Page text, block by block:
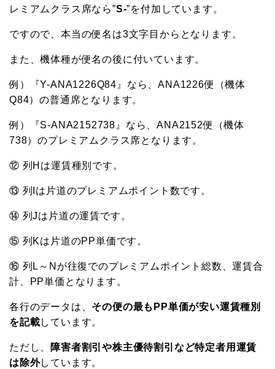
レミアムクラス席なら”S-”を付加しています。
ですので、本当の便名は3文字目からとなります。
また、機体種が便名の後に付いています。
例）『Y-ANA1226Q84』なら、ANA1226便（機体
Q84）の普通席となります。
例）『S-ANA2152738』なら、ANA2152便（機体
738）のプレミアムクラス席となります。
⑫ 列Hは運賃種別です。
⑬ 列Iは片道のプレミアムポイント数です。
⑭ 列Jは片道の運賃です。
⑮ 列Kは片道のPP単価です。
⑯ 列L～Nが往復でのプレミアムポイント総数、運賃合
計、PP単価となります。
各行のデータは、 その便の最もPP単価が安い運賃種別
を記載しています。
ただし、
障害者割引や株主優待割引など特定者用運賃
は除外しています。